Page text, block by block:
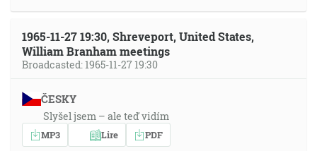
1965-11-27 19:30, Shreveport, United States,
William Branham meetings
Broadcasted: 1965-11-27 19:30
ČESKY
Slyšel jsem – ale teď vidím
MP3 Lire PDF